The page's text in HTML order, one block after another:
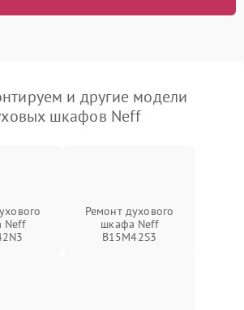
и другие модели
шкафов Neff
Neff
Ремонт духового
шкафа Neff
B15M42S3